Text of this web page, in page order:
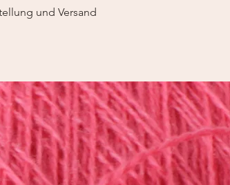
und Versand